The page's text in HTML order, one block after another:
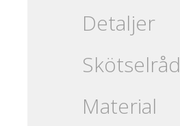
Detaljer
Skötselråd
Material